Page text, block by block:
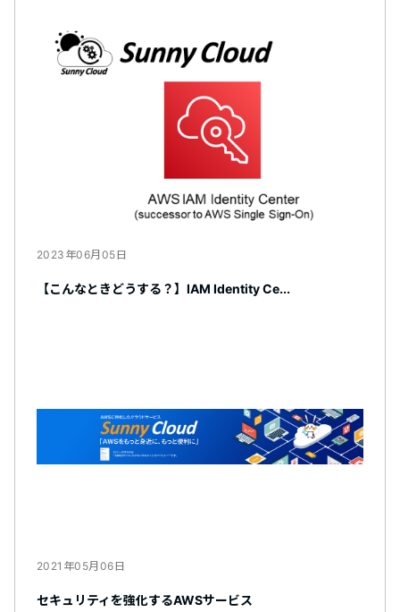
2023年06月05日
【こんなときどうする？】IAM Identity Ce...
2021年05月06日
セキュリティを強化するAWSサービス